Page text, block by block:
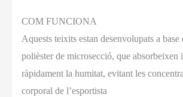
COM FUNCIONA
Aquests teixits estan desenvolupats a base
polièster de microsecció, que absorbeixen
ràpidament la humitat, evitant les
corporal de l’esportista